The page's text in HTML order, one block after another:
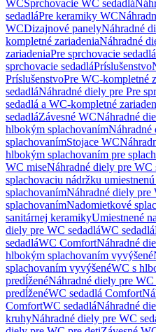
WCSprchovacie WC sedadlá
sedadláPre keramiky WC
WCDizajnové panelyNáhradné
kompletné zariadeniaNáhradné
zariadeniaPre sprchovacie sedadlá
sprchovacie sedadláPríslušenstvo
PríslušenstvoPre WC-kompletné
sedadláNáhradné diely pre Pre
sedadlá a WC-kompletné
sedadláZávesné WCNáhradné
hlbokým splachovanímNáhradné
splachovanímStojace WC
hlbokým splachovaním pre
WC miseNáhradné diely pre
splachovaciu nádržku
splachovanímNáhradné diely pre
splachovanímNadomietkové
sanitárnej keramikyUmiestnené
diely pre WC sedadláWC sedadlá
sedadláWC ComfortNáhradné
hlbokým splachovaním vyvýšené
splachovaním vyvýšenéWC s
predĺženéNáhradné diely pre
predĺženéWC sedadlá Comfort
ComfortWC sedadláNáhradné
kruhyNáhradné diely pre WC